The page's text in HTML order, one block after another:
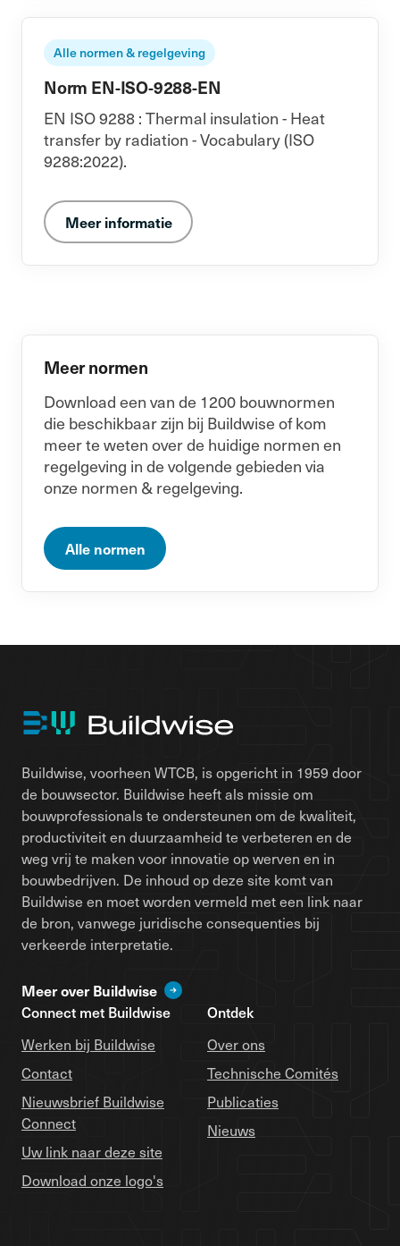
Alle normen & regelgeving
Norm EN-ISO-9288-EN
EN ISO 9288 : Thermal insulation - Heat
transfer by radiation - Vocabulary (ISO
9288:2022).
Meer informatie
Meer normen
Download een van de 1200 bouwnormen
die beschikbaar zijn bij Buildwise of kom
meer te weten over de huidige normen en
regelgeving in de volgende gebieden via
onze normen & regelgeving.
Alle normen
Buildwise, voorheen WTCB, is opgericht in 1959 door
de bouwsector. Buildwise heeft als missie om
bouwprofessionals te ondersteunen om de kwaliteit,
productiviteit en duurzaamheid te verbeteren en de
weg vrij te maken voor innovatie op werven en in
bouwbedrijven. De inhoud op deze site komt van
Buildwise en moet worden vermeld met een link naar
de bron, vanwege juridische consequenties bij
verkeerde interpretatie.
Meer over Buildwise
Connect met Buildwise
Werken bij Buildwise
Contact
Nieuwsbrief Buildwise
Connect
Uw link naar deze site
Download onze logo's
Ontdek
Over ons
Technische Comités
Publicaties
Nieuws